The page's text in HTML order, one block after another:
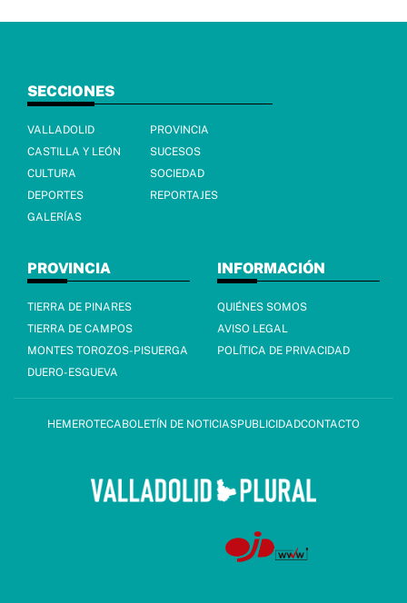
SECCIONES
VALLADOLID
PROVINCIA
CASTILLA Y LEÓN
SUCESOS
CULTURA
SOCIEDAD
DEPORTES
REPORTAJES
GALERÍAS
PROVINCIA
TIERRA DE PINARES
TIERRA DE CAMPOS
MONTES TOROZOS-PISUERGA
DUERO-ESGUEVA
INFORMACIÓN
QUIÉNES SOMOS
AVISO LEGAL
POLÍTICA DE PRIVACIDAD
HEMEROTECABOLETÍN DE NOTICIASPUBLICIDADCONTACTO